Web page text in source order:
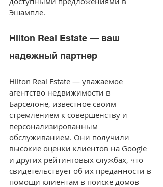
Эшампле.
Hilton Real Estate — ваш
надежный партнер
Hilton Real Estate — уважаемое
агентство недвижимости в
Барселоне, известное своим
стремлением к совершенству и
персонализированным
обслуживанием. Они получили
высокие оценки клиентов на Google
и других рейтинговых службах, что
свидетельствует об их преданности в
помощи клиентам в поиске домов